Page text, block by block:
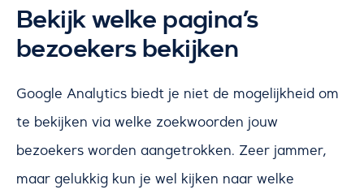
Bekijk welke pagina’s
bezoekers bekijken
Google Analytics biedt je niet de mogelijkheid om
te bekijken via welke zoekwoorden jouw
bezoekers worden aangetrokken. Zeer jammer,
maar gelukkig kun je wel kijken naar welke